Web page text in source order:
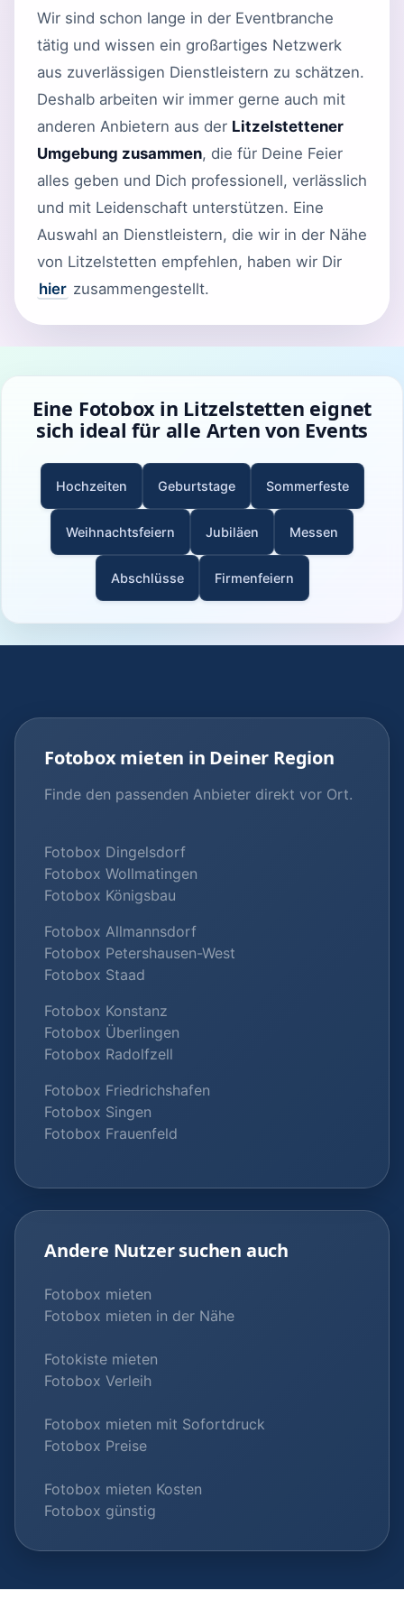
Wir sind schon lange in der Eventbranche
tätig und wissen ein großartiges Netzwerk
aus zuverlässigen Dienstleistern zu schätzen.
Deshalb arbeiten wir immer gerne auch mit
anderen Anbietern aus der Litzelstettener
Umgebung zusammen, die für Deine Feier
alles geben und Dich professionell, verlässlich
und mit Leidenschaft unterstützen. Eine
Auswahl an Dienstleistern, die wir in der Nähe
von Litzelstetten empfehlen, haben wir Dir
hier zusammengestellt.
Eine Fotobox in Litzelstetten eignet
sich ideal für alle Arten von Events
Hochzeiten Geburtstage Sommerfeste
Weihnachtsfeiern Jubiläen Messen
Abschlüsse Firmenfeiern
Fotobox mieten in Deiner Region
Finde den passenden Anbieter direkt vor Ort.
Fotobox Dingelsdorf
Fotobox Wollmatingen
Fotobox Königsbau
Fotobox Allmannsdorf
Fotobox Petershausen-West
Fotobox Staad
Fotobox Konstanz
Fotobox Überlingen
Fotobox Radolfzell
Fotobox Friedrichshafen
Fotobox Singen
Fotobox Frauenfeld
Andere Nutzer suchen auch
Fotobox mieten
Fotobox mieten in der Nähe
Fotokiste mieten
Fotobox Verleih
Fotobox mieten mit Sofortdruck
Fotobox Preise
Fotobox mieten Kosten
Fotobox günstig